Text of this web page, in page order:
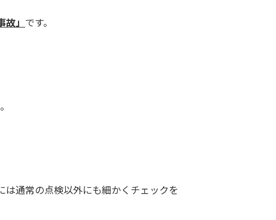
故」 です。
通常の点検以外にも細かくチェックを